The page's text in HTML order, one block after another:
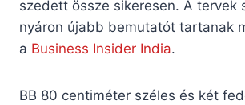
szedett össze sikeresen. A tervek
nyáron újabb bemutatót tartanak
a Business Insider India.
BB 80 centiméter széles és két